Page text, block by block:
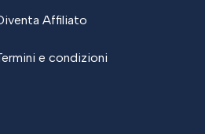
Affiliato
e condizioni